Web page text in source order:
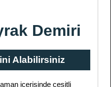
Demiri
Alabilirsiniz
içerisinde çeşitli